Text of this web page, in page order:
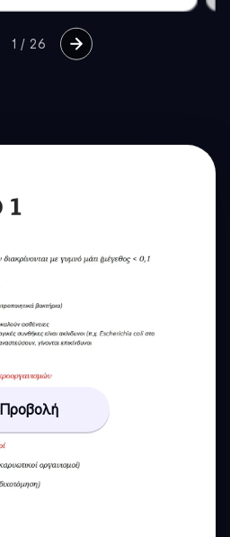
1 / 26
Προβολή